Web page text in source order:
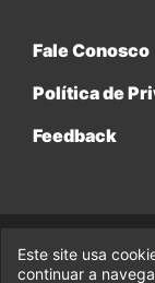
Fale Conosco
Política de
Feedback
© 2017-2026
Este site usa
continuar a